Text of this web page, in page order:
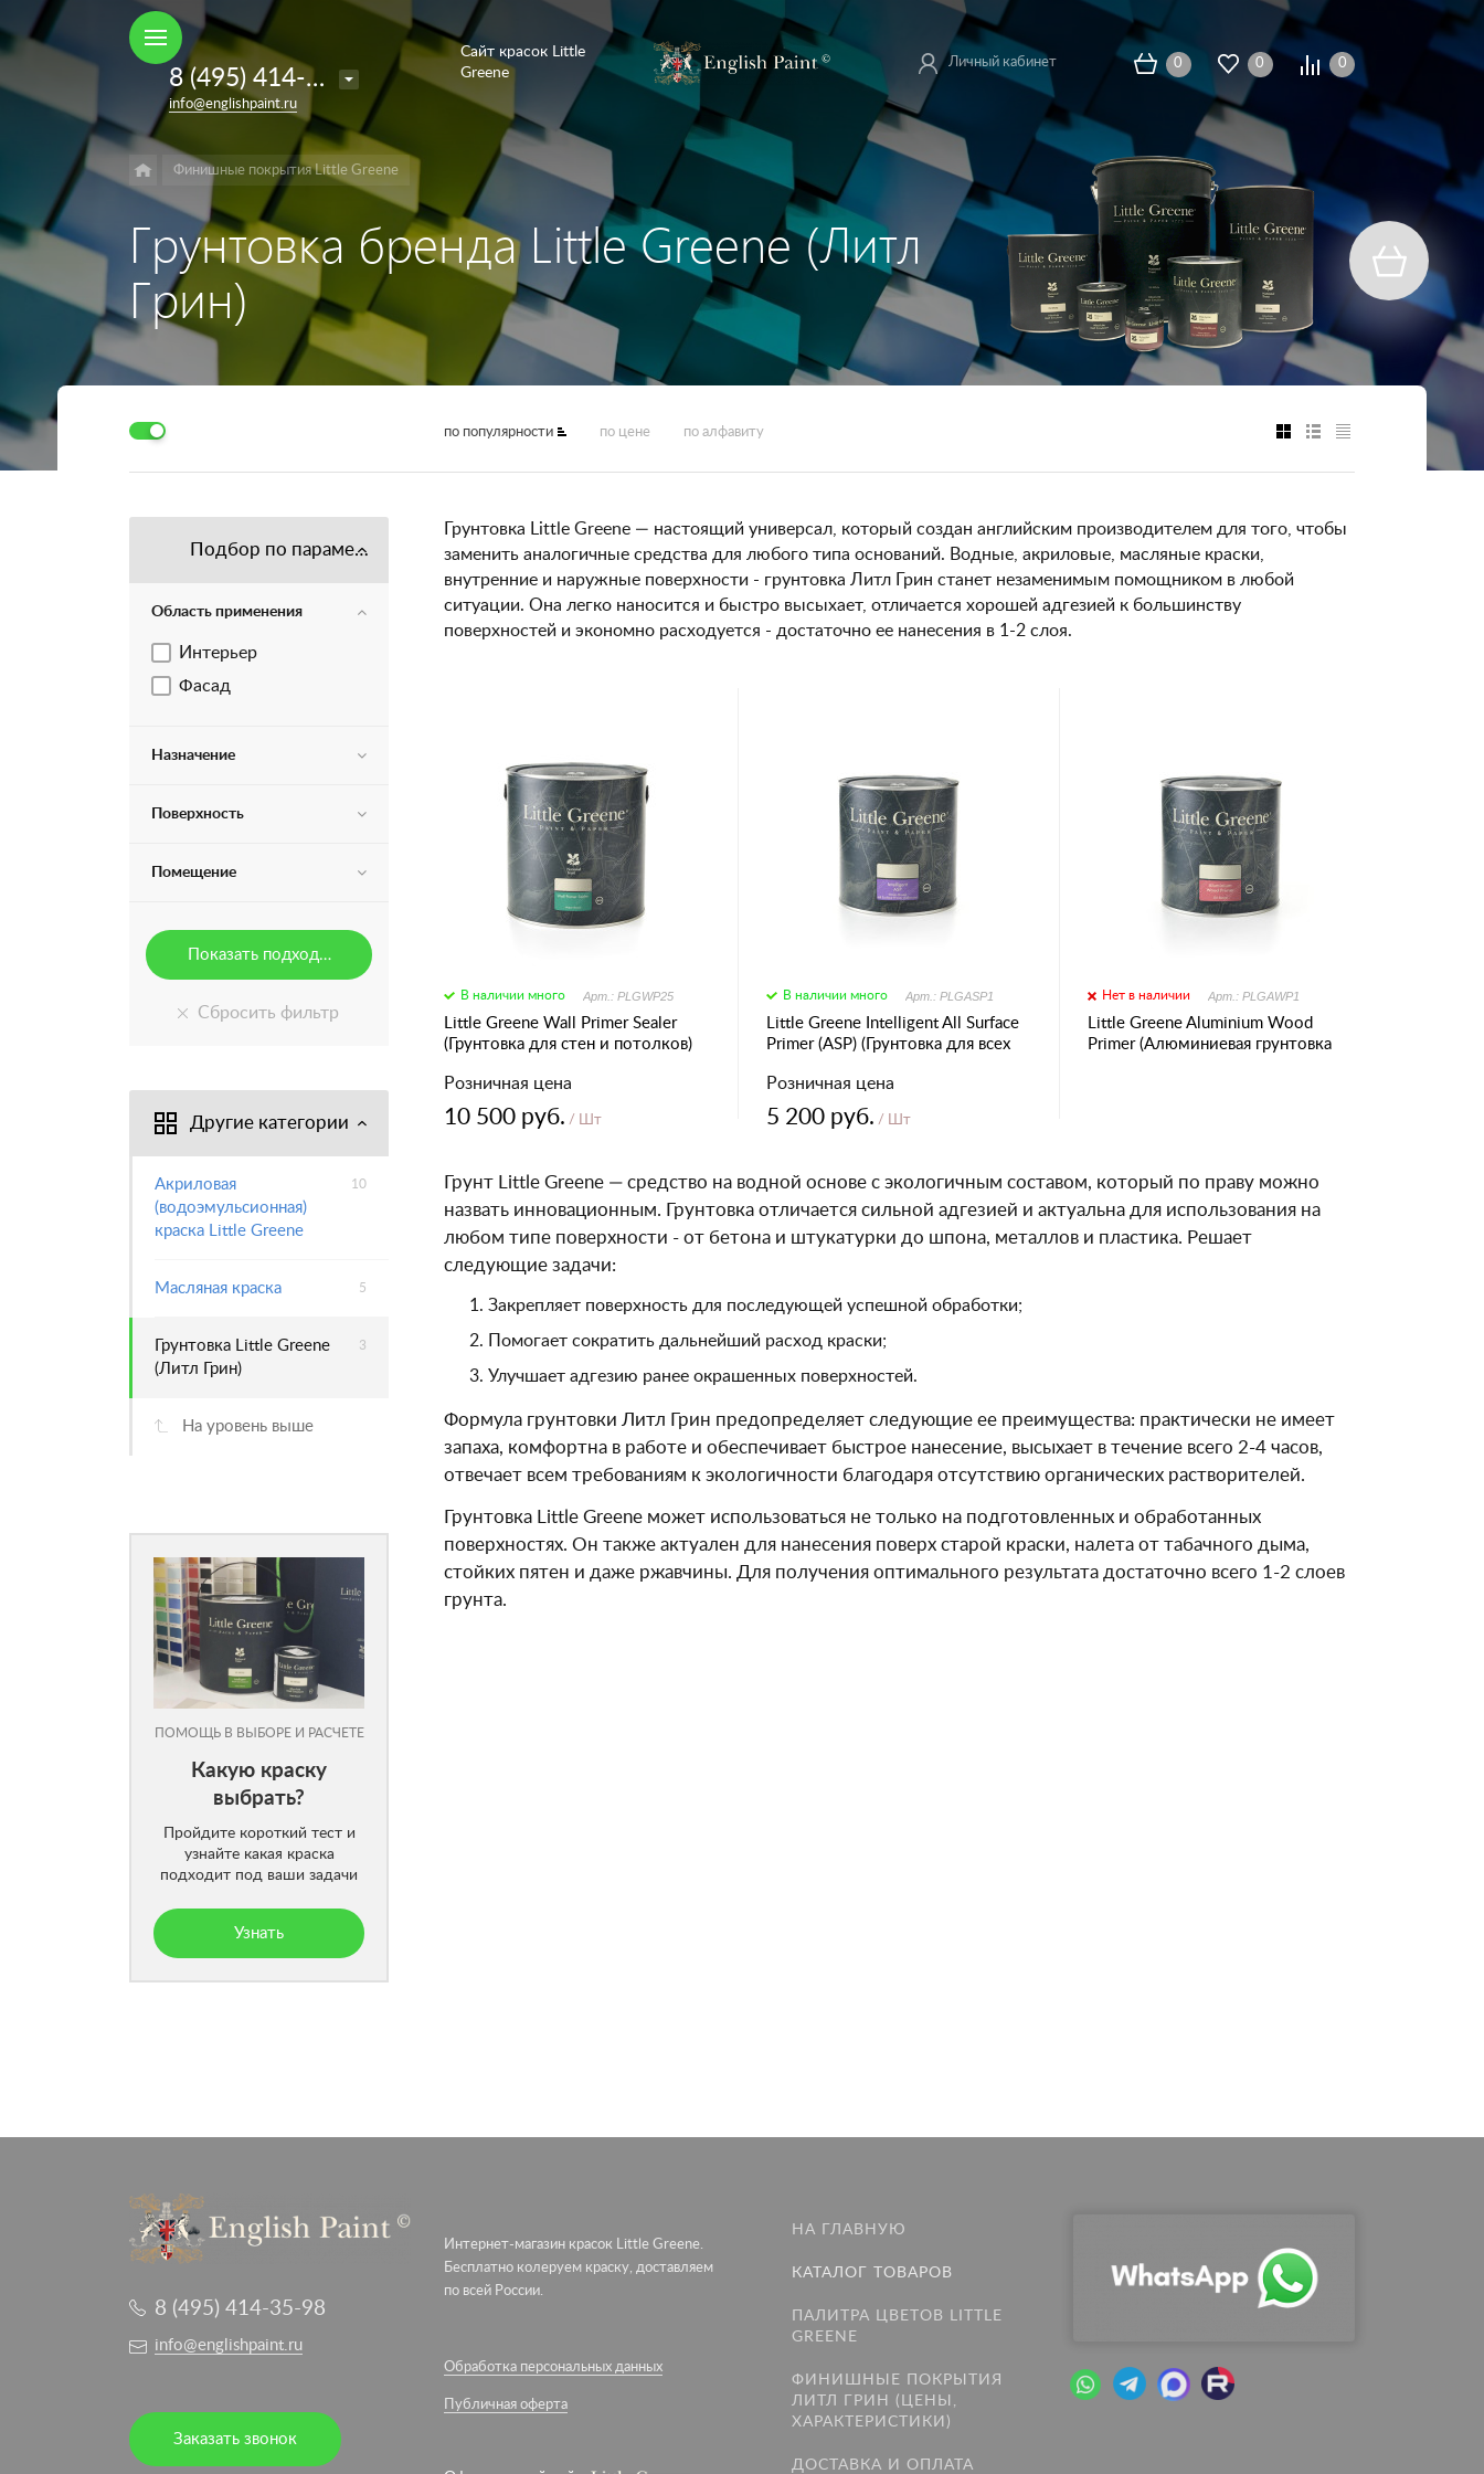
Например,
Grey
8 (495) 414-35-98
info@englishpaint.ru
Сайт красок Little
Greene
Личный кабинет 0 0 0
Финишные покрытия Little Greene
Грунтовка бренда Little Greene (Литл
Грин)
по популярности по цене по алфавиту
Подбор по параметрам
Область применения
Интерьер
Фасад
Назначение
Поверхность
Помещение
Другие категории
Акриловая
(водоэмульсионная)
краска Little Greene
10
Масляная краска 5
Грунтовка Little Greene
(Литл Грин)
3
На уровень выше
ПОМОЩЬ В ВЫБОРЕ И РАСЧЕТЕ
Какую краску
выбрать?
Пройдите короткий тест и
узнайте какая краска
подходит под ваши задачи
Узнать
Грунтовка Little Greene — настоящий универсал, который создан английским производителем для того, чтобы
заменить аналогичные средства для любого типа оснований. Водные, акриловые, масляные краски,
внутренние и наружные поверхности - грунтовка Литл Грин станет незаменимым помощником в любой
ситуации. Она легко наносится и быстро высыхает, отличается хорошей адгезией к большинству
поверхностей и экономно расходуется - достаточно ее нанесения в 1-2 слоя.
В наличии много Арт.: PLGWP25
Little Greene Wall Primer Sealer
(Грунтовка для стен и потолков)
Розничная цена
10 500 руб. / Шт
В наличии много Арт.: PLGASP1
Little Greene Intelligent All Surface
Primer (ASP) (Грунтовка для всех
Розничная цена
5 200 руб. / Шт
Нет в наличии Арт.: PLGAWP1
Little Greene Aluminium Wood
Primer (Алюминиевая грунтовка
Грунт Little Greene — средство на водной основе с экологичным составом, который по праву можно
назвать инновационным. Грунтовка отличается сильной адгезией и актуальна для использования на
любом типе поверхности - от бетона и штукатурки до шпона, металлов и пластика. Решает
следующие задачи:
Закрепляет поверхность для последующей успешной обработки;
Помогает сократить дальнейший расход краски;
Улучшает адгезию ранее окрашенных поверхностей.
Формула грунтовки Литл Грин предопределяет следующие ее преимущества: практически не имеет
запаха, комфортна в работе и обеспечивает быстрое нанесение, высыхает в течение всего 2-4 часов,
отвечает всем требованиям к экологичности благодаря отсутствию органических растворителей.
Грунтовка Little Greene может использоваться не только на подготовленных и обработанных
поверхностях. Он также актуален для нанесения поверх старой краски, налета от табачного дыма,
стойких пятен и даже ржавчины. Для получения оптимального результата достаточно всего 1-2 слоев
грунта.
8 (495) 414-35-98
info@englishpaint.ru
Заказать звонок
Интернет-магазин красок Little Greene.
Бесплатно колеруем краску, доставляем
по всей России.
Обработка персональных данных
Публичная оферта
НА ГЛАВНУЮ
КАТАЛОГ ТОВАРОВ
ПАЛИТРА ЦВЕТОВ LITTLE
GREENE
ФИНИШНЫЕ ПОКРЫТИЯ
ЛИТЛ ГРИН (ЦЕНЫ,
ХАРАКТЕРИСТИКИ)
ДОСТАВКА И ОПЛАТА